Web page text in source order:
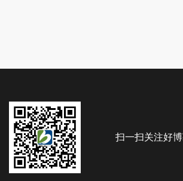
扫一扫关注好